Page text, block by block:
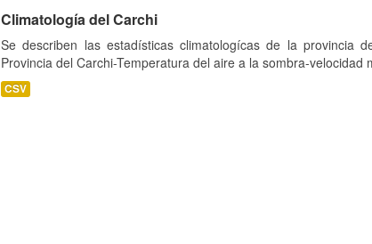
Climatología del Carchi
Se describen las estadísticas climatologícas de la provincia
Provincia del Carchi-Temperatura del aire a la sombra-velocidad
CSV